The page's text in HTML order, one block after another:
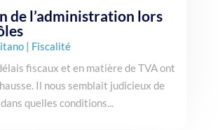
de l’administration lors
| Fiscalité
fiscaux et en matière de TVA ont
Il nous semblait judicieux de
quelles conditions...